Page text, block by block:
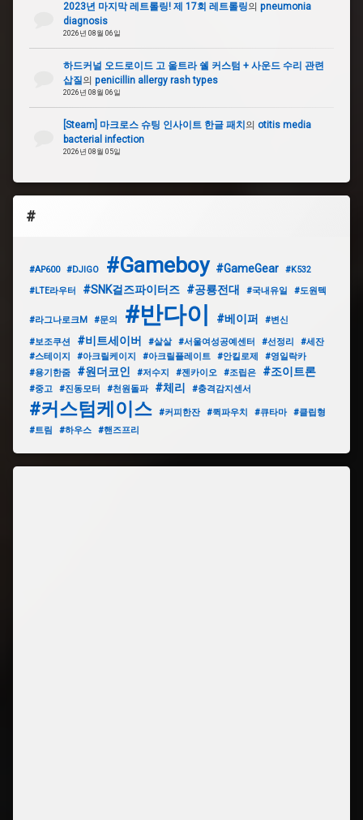
2023년 마지막 레트롤링! 제 17회 레트롤링의 pneumonia
diagnosis
2026년 08월 06일
하드커널 오드로이드 고 울트라 쉘 커스텀 + 사운드 수리 관련
삽질의 penicillin allergy rash types
2026년 08월 06일
[Steam] 마크로스 슈팅 인사이트 한글 패치의 otitis media
bacterial infection
2026년 08월 05일
#
#AP600 #DJIGO #Gameboy #GameGear
#K532
#LTE라우터
#SNK걸즈파이터즈 #공룡전대 #국내유일 #도원텍
#라그나로크M #문의 #반다이 #베이퍼 #변신
#보조쿠션 #비트세이버 #살살 #서울여성공예센터 #선정리
#세잔
#스테이지
#아크릴케이지 #아크릴플레이트 #안킬로제
#영일락카
#용기한줌
#원더코인 #저수지 #젠카이오 #조립은 #조이트론
#중고 #진동모터 #천원돌파 #체리 #충격감지센서
#커스텀케이스 #커피한잔 #퀵파우치 #큐타마
#클립형
#트림
#하우스 #핸즈프리